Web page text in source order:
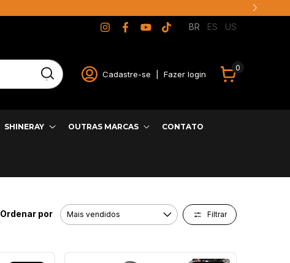
BR ES US
Cadastre-se Fazer login
0
SHINERAY OUTRAS MARCAS CONTATO
Ordenar por Filtrar